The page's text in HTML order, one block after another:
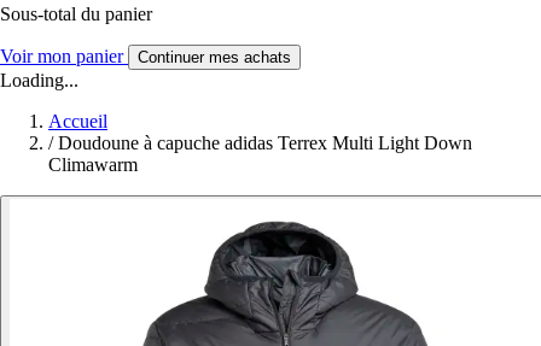
Sous-total du panier
Voir mon panier Continuer mes achats
Loading...
Accueil
/ Doudoune à capuche adidas Terrex Multi Light Down
Climawarm